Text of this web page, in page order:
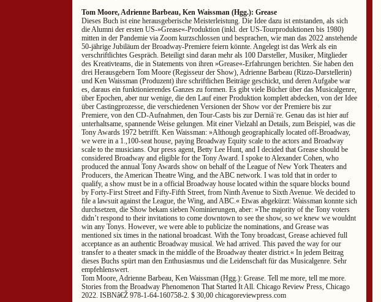
Tom Moore, Adrienne Barbeau, Ken Waissman (Hgg.): Grease
Dieses Buch ist eine herausgeberische Meisterleistung. Die Idee dazu ist entstanden, als sich
die Alumni der ersten US-»Grease«-Produktion (inkl. der US-Tourproduktionen bis 1980)
mitten in der Pandemie via Zoom kurzschlossen und besprachen, wie man das 2022 anstehende
50-jährige Jubiläum der Broadway-Premiere feiern könnte. Angelegt ist das Werk als ein
verschriftlichtes Gespräch. Beteiligt sind daran mehr als 100 Darsteller, Musiker, Mitglieder
des Kreativteams, die in Statements von ihren »Grease«-Erfahrungen berichten. Sie haben den
drei Herausgebern Tom Moore (Regisseur der Show), Adrienne Barbeau (Rizzo-Darstellerin)
und Ken Waissman (Produzent) ihre schriftlichen Beiträge geschickt, und deren Aufgabe war
es, daraus ein funktionierendes Ganzes zu formen. Es gibt viele Bücher über das Musicalgenre,
über Epochen, aber nur wenige, die den Lauf einer Produktion komplett abdecken, von der Idee
über Castingprozesse, die verschiedenen Versionen der Show vor der Premiere bis zur
Premiere, von den CD-Aufnahmen, den Tour-Casts bis zur Dernià¨re. Genau das ist hier auf
unterhaltsame, spannende Weise gelungen. Mit einer Vielzahl an Details, zum Beispiel, was die
Tony Awards 1972 betrifft. Ken Waissman: »Although geographically located off-Broadway,
we were in a 1.,100-seat house, paying Broadway Equity scale to the actors and Broadway
scale to the musicians. Our press agent, Betty Lee Hunt, and I decided that Grease should be
considered Broadway and eligible for the Tony Award. I spoke to Alexander Cohen, who
produced the annual Tony Awards show on behalf of the League of New York Theaters and
Producers, the American Theatre Wing, and the ABC network. I was told that in order to
qualify, a show must be in a official Broadway house located within the square blocks bound
by Forty-First Street and Fifty-Fifth Street, from Ninth Avenue to Sixth Avenue. We decided to
file a lawsuit against the League, the Wing, and ABC.« Etwas abgekürzt: Waissman konnte sich
durchsetzen, die Show bekam sieben Nominierungen, aber: »The majority of the Tony voters
didn’t respond to their invitations to come downtown to see the show, so we knew we wouldnt
win any Tonys. However, we were able to publicize the nominations, and Grease was
mentioned six times in the national broadcast. With the Tony broadcast, Grease achieved full
acceptance as an authentic Broadway musical. We had arrived. This paved the way for our
transfer to a theater smack in the middle of the Broadway theater district.« In jedem Beitrag
dieses Buchs spürt man den Enthusiasmus und die Leidenschaft für das Musicalgenre. Sehr
empfehlenswert.
Tom Moore, Adrienne Barbeau, Ken Waissman (Hgg.): Grease. Tell me more, tell me more.
Stories from the Broadway Phenomenon That Started It All. Chicago Review Press, Chicago
2022. ISBNâ€Ž 978-1-64-160758-2. $ 30,00 chicagoreviewpress.com